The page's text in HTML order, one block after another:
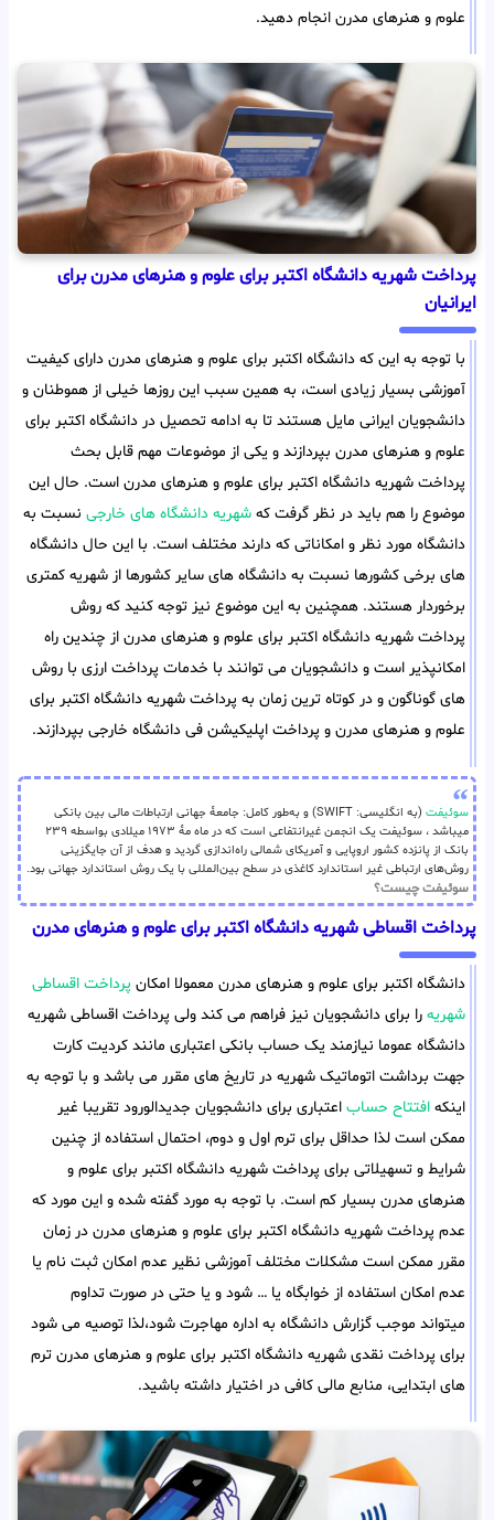
علوم و هنرهای مدرن انجام دهید.
پرداخت شهریه دانشگاه اکتبر برای علوم و هنرهای مدرن برای
ایرانیان
با توجه به این که دانشگاه اکتبر برای علوم و هنرهای مدرن دارای کیفیت
آموزشی بسیار زیادی است، به همین سبب این روزها خیلی از هموطنان و
دانشجویان ایرانی مایل هستند تا به ادامه تحصیل در دانشگاه اکتبر برای
علوم و هنرهای مدرن بپردازند و یکی از موضوعات مهم قابل بحث
پرداخت شهریه دانشگاه اکتبر برای علوم و هنرهای مدرن است. حال این
موضوع را هم باید در نظر گرفت که شهریه دانشگاه های خارجی نسبت به
دانشگاه مورد نظر و امکاناتی که دارند مختلف است. با این حال دانشگاه
های برخی کشورها نسبت به دانشگاه های سایر کشورها از شهریه کمتری
برخوردار هستند. همچنین به این موضوع نیز توجه کنید که روش
پرداخت شهریه دانشگاه اکتبر برای علوم و هنرهای مدرن از چندین راه
امکانپذیر است و دانشجویان می توانند با خدمات پرداخت ارزی با روش
های گوناگون و در کوتاه ترین زمان به پرداخت شهریه دانشگاه اکتبر برای
علوم و هنرهای مدرن و پرداخت اپلیکیشن فی دانشگاه خارجی بپردازند.
سوئیفت
(به انگلیسی: SWIFT) و به‌طور کامل: جامعهٔ جهانی ارتباطات مالی بین بانکی
میباشد ، سوئیفت یک انجمن غیرانتفاعی است که در ماه مهٔ ۱۹۷۳ میلادی بواسطه ۲۳۹
بانک از پانزده کشور اروپایی و آمریکای شمالی راه‌اندازی گردید و هدف از آن جایگزینی
روش‌های ارتباطی غیر استاندارد کاغذی در سطح بین‌المللی با یک روش استاندارد جهانی بود.
سوئیفت چیست؟
پرداخت اقساطی شهریه دانشگاه اکتبر برای علوم و هنرهای مدرن
دانشگاه اکتبر برای علوم و هنرهای مدرن معمولا امکان پرداخت اقساطی
شهریه را برای دانشجویان نیز فراهم می کند ولی پرداخت اقساطی شهریه
دانشگاه عموما نیازمند یک حساب بانکی اعتباری مانند کردیت کارت
جهت برداشت اتوماتیک شهریه در تاریخ های مقرر می باشد و با توجه به
اینکه افتتاح حساب اعتباری برای دانشجویان جدیدالورود تقریبا غیر
ممکن است لذا حداقل برای ترم اول و دوم، احتمال استفاده از چنین
شرایط و تسهیلاتی برای پرداخت شهریه دانشگاه اکتبر برای علوم و
هنرهای مدرن بسیار کم است. با توجه به مورد گفته شده و این مورد که
عدم پرداخت شهریه دانشگاه اکتبر برای علوم و هنرهای مدرن در زمان
مقرر ممکن است مشکلات مختلف آموزشی نظیر عدم امکان ثبت نام یا
عدم امکان استفاده از خوابگاه یا … شود و یا حتی در صورت تداوم
میتواند موجب گزارش دانشگاه به اداره مهاجرت شود،لذا توصیه می شود
برای پرداخت نقدی شهریه دانشگاه اکتبر برای علوم و هنرهای مدرن ترم
های ابتدایی، منابع مالی کافی در اختیار داشته باشید.